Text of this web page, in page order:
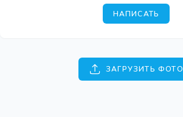
НАПИСАТЬ
ЗАГРУЗИТЬ ФОТО